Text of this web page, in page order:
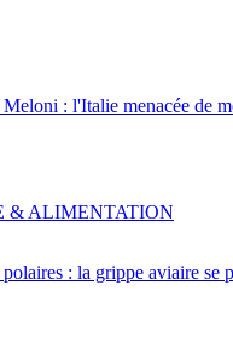
: l'Italie menacée de
: la grippe aviaire se
& ALIMENTATION